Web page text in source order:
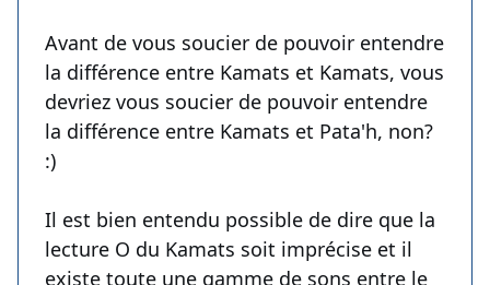
Avant de vous soucier de pouvoir entendre
la différence entre Kamats et Kamats, vous
devriez vous soucier de pouvoir entendre
la différence entre Kamats et Pata'h, non?
:)
Il est bien entendu possible de dire que la
lecture O du Kamats soit imprécise et il
existe toute une gamme de sons entre le